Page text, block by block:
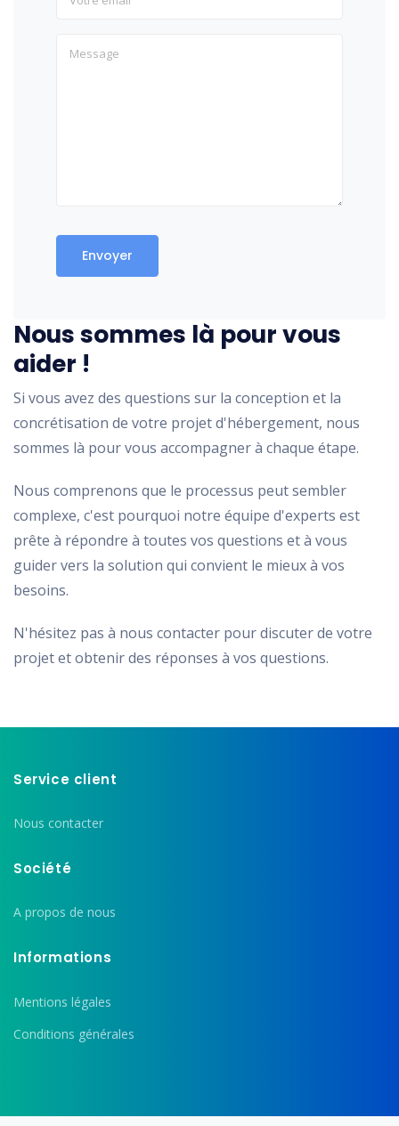
Envoyer
Nous sommes là pour vous
aider !
Si vous avez des questions sur la conception et la
concrétisation de votre projet d'hébergement, nous
sommes là pour vous accompagner à chaque étape.
Nous comprenons que le processus peut sembler
complexe, c'est pourquoi notre équipe d'experts est
prête à répondre à toutes vos questions et à vous
guider vers la solution qui convient le mieux à vos
besoins.
N'hésitez pas à nous contacter pour discuter de votre
projet et obtenir des réponses à vos questions.
Service client
Nous contacter
Société
A propos de nous
Informations
Mentions légales
Conditions générales